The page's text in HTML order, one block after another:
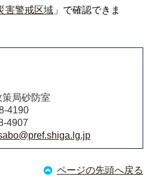
害警戒区域 」で確認できま
局砂防室
4190
4907
ページの先頭へ戻る